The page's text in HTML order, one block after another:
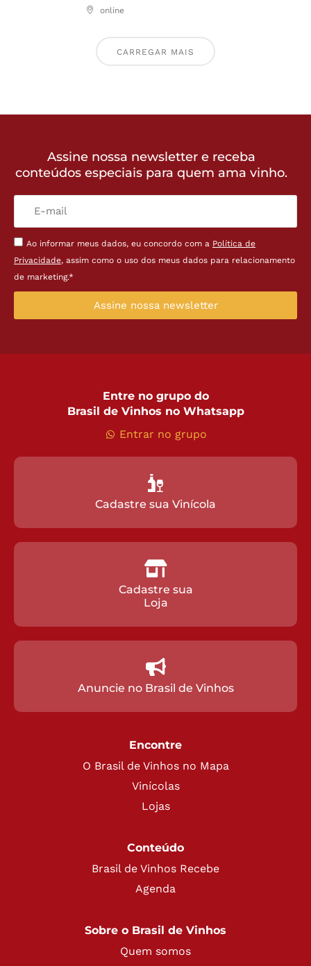
online
CARREGAR MAIS
Assine nossa newsletter e receba
conteúdos especiais para quem ama vinho.
Ao informar meus dados, eu concordo com a Política de
Privacidade, assim como o uso dos meus dados para relacionamento
de marketing.*
Assine nossa newsletter
Entre no grupo do
Brasil de Vinhos no Whatsapp
Entrar no grupo
Cadastre sua Vinícola
Cadastre sua
Loja
Anuncie no Brasil de Vinhos
Encontre
O Brasil de Vinhos no Mapa
Vinícolas
Lojas
Conteúdo
Brasil de Vinhos Recebe
Agenda
Sobre o Brasil de Vinhos
Quem somos